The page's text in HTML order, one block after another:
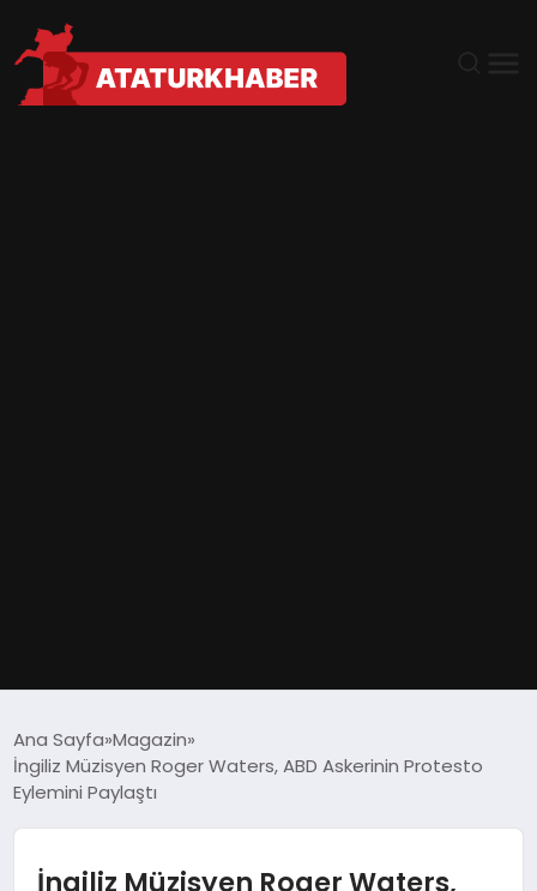
DÜNYA
Ana Sayfa Magazin
İngiliz Müzisyen Roger Waters, ABD Askerinin Protesto
Eylemini Paylaştı
İngiliz Müzisyen Roger Waters,